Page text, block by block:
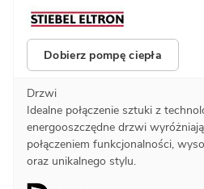
Dobierz pompę ciepła
Drzwi
Idealne połączenie sztuki z
energooszczędne drzwi
połączeniem funkcjonalności,
oraz unikalnego stylu.